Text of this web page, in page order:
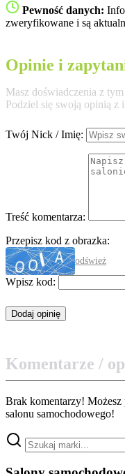
Pewność danych:
zweryfikowane i są
Opinie i
Masz doświadczenia z
Podziel się swoją opinią
Twój Nick / Imię:
Treść komentarza:
Przepisz kod z obrazka:
odśwież
Wpisz kod:
Komentarze /
Brak komentarzy!
salonu samochodowego!